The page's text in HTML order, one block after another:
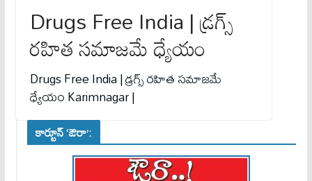
Drugs Free India | డ్ర‌గ్స్
ర‌హిత స‌మాజమే ధ్యేయం
Drugs Free India | డ్ర‌గ్స్ ర‌హిత స‌మాజమే
ధ్యేయం Karimnagar |
కార్టూన్ ‘ఔరా’: